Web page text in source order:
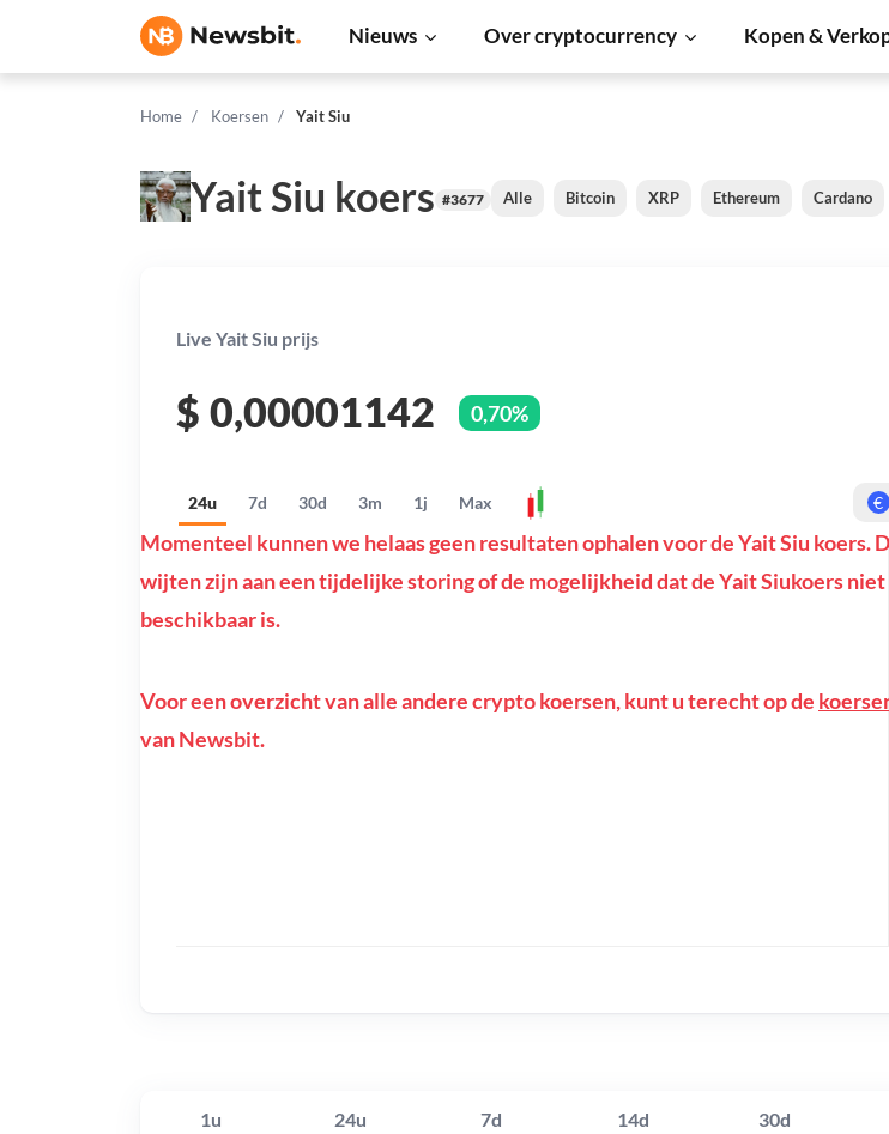
Nieuws Over cryptocurrency Kopen &
Home Koersen Yait Siu
Yait Siu koers #3677 Alle Bitcoin XRP Ethereum Cardano
Live Yait Siu prijs
$ 0,00001142 0,70%
24u 7d 30d 3m 1j Max €
Momenteel kunnen we helaas geen resultaten ophalen voor de Yait Siu koers.
wijten zijn aan een tijdelijke storing of de mogelijkheid dat de Yait Siukoers
beschikbaar is.
Voor een overzicht van alle andere crypto koersen, kunt u terecht op de
van Newsbit.
1u 24u 7d 14d 30d